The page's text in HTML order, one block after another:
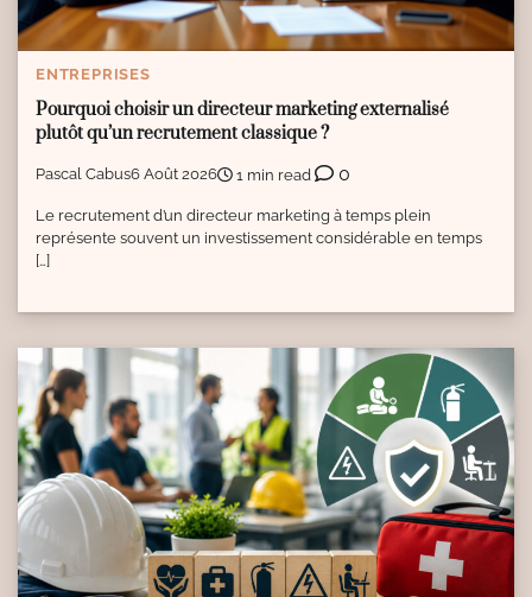
ENTREPRISES
Pourquoi choisir un directeur marketing externalisé
plutôt qu’un recrutement classique ?
Pascal Cabus6 Août 2026 1 min read 0
Le recrutement d’un directeur marketing à temps plein
représente souvent un investissement considérable en temps
[…]